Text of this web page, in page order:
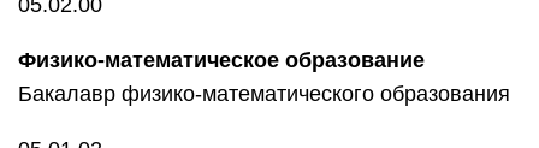
05.02.00
Физико-математическое образование
Бакалавр физико-математического образования